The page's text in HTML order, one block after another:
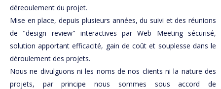
déreoulement du projet.
Mise en place, depuis plusieurs années, du suivi et des réunions
de "design review" interactives par Web Meeting sécurisé,
solution apportant efficacité, gain de coût et souplesse dans le
déroulement des projets.
Nous ne divulguons ni les noms de nos clients ni la nature des
projets, par principe nous sommes sous accord de